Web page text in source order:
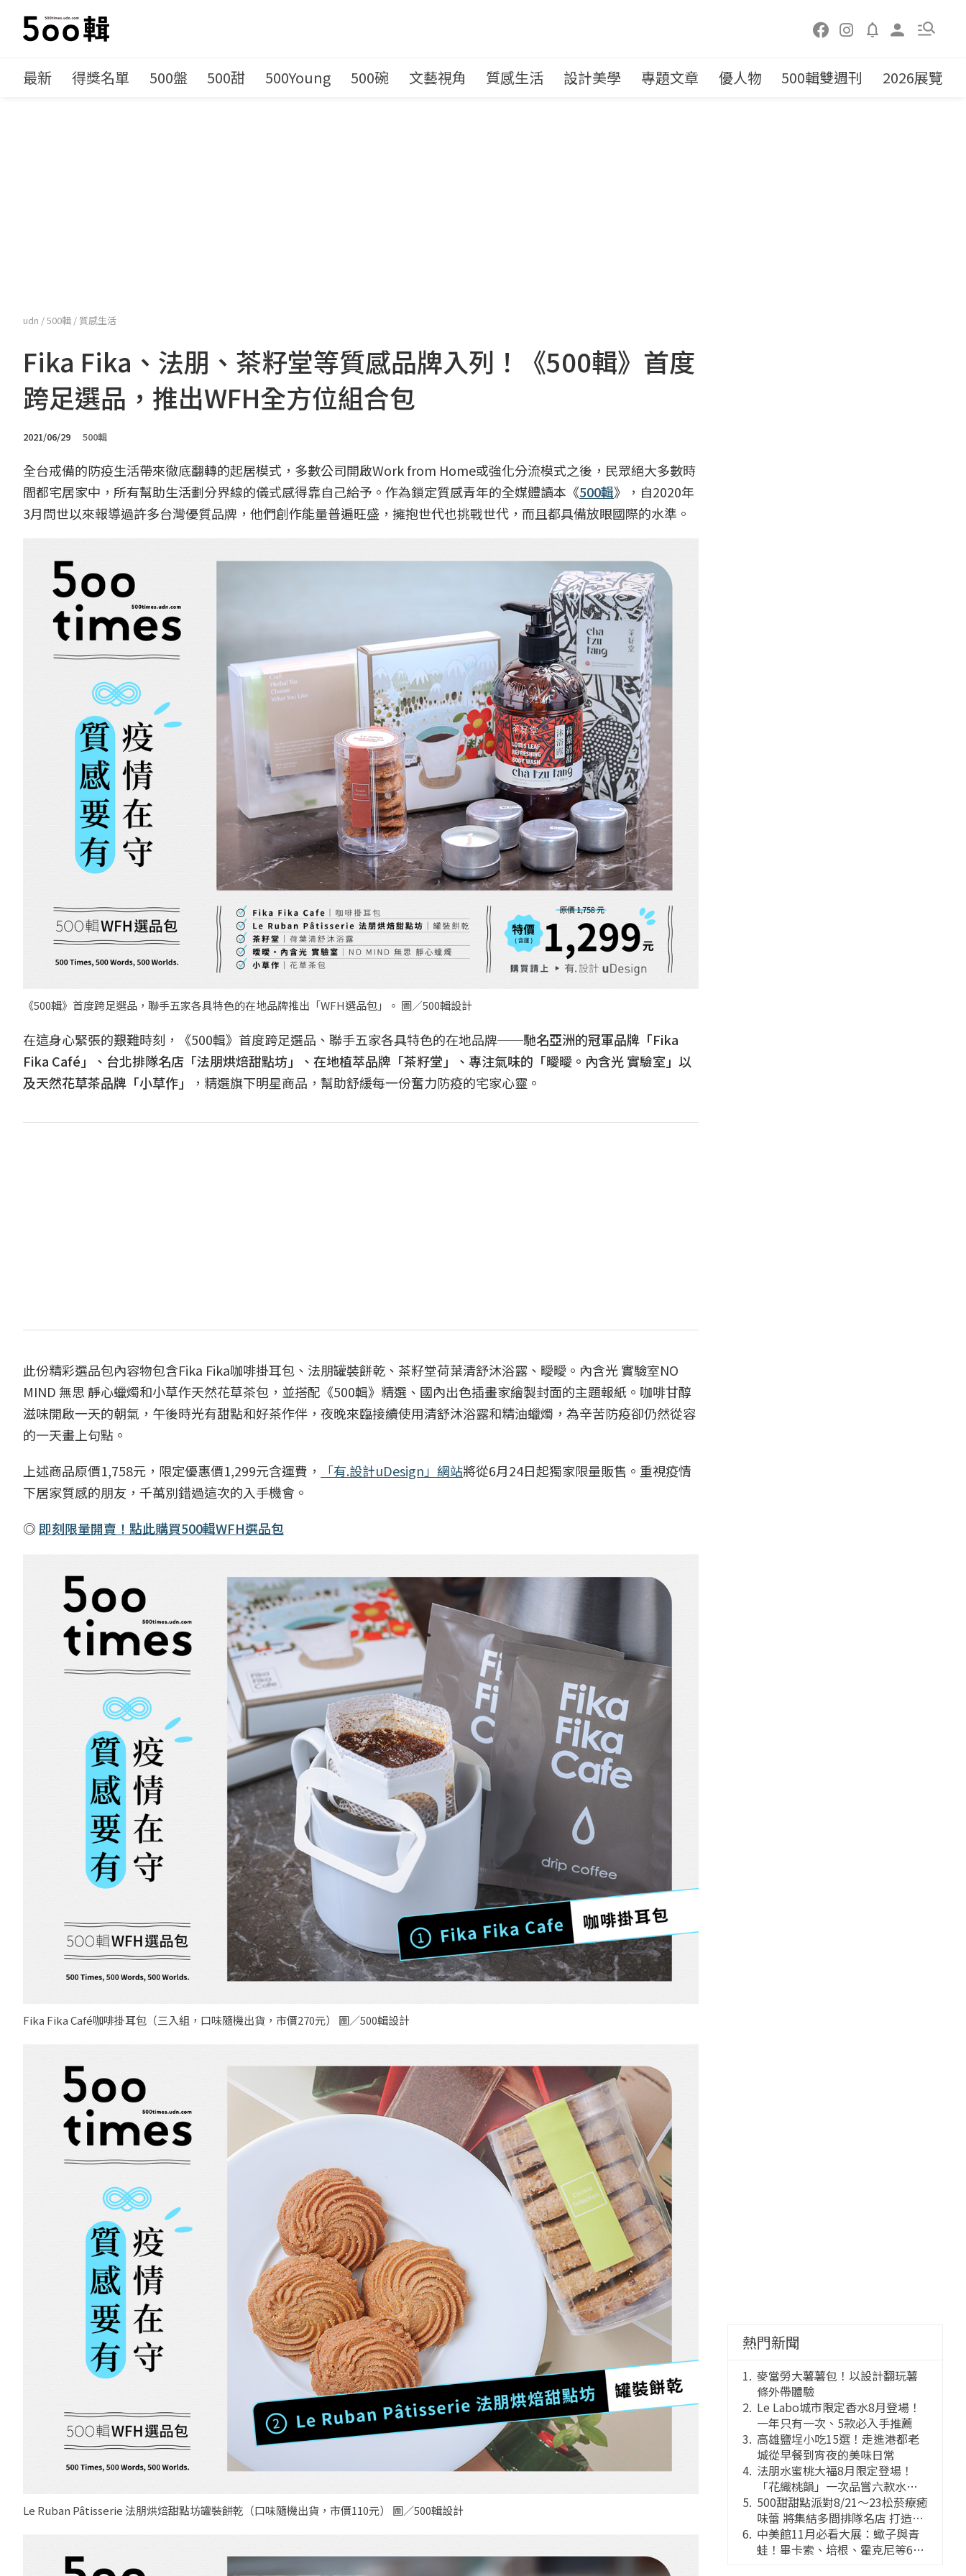
最新 得獎名單 500盤 500甜 500Young 500碗 文藝視角 質感生活 設計美學 專題文章 優人物 500輯雙週刊 2026展覽
udn /500輯 / 質感生活
Fika Fika、法朋、茶籽堂等質感品牌入列！《500輯》首度
跨足選品，推出WFH全方位組合包
2021/06/29 500輯
全台戒備的防疫生活帶來徹底翻轉的起居模式，多數公司開啟Work from Home或強化分流模式之後，民眾絕大多數時
間都宅居家中，所有幫助生活劃分界線的儀式感得靠自己給予。作為鎖定質感青年的全媒體讀本《500輯》，自2020年
3月問世以來報導過許多台灣優質品牌，他們創作能量普遍旺盛，擁抱世代也挑戰世代，而且都具備放眼國際的水準。
《500輯》首度跨足選品，聯手五家各具特色的在地品牌推出「WFH選品包」。 圖／500輯設計
在這身心緊張的艱難時刻，《500輯》首度跨足選品、聯手五家各具特色的在地品牌──馳名亞洲的冠軍品牌「Fika
Fika Café」、台北排隊名店「法朋烘焙甜點坊」、在地植萃品牌「茶籽堂」、專注氣味的「曖曖。內含光 實驗室」以
及天然花草茶品牌「小草作」
，精選旗下明星商品，幫助舒緩每一份奮力防疫的宅家心靈。
此份精彩選品包內容物包含Fika Fika咖啡掛耳包、法朋罐裝餅乾、茶籽堂荷葉清舒沐浴露、曖曖。內含光 實驗室NO
MIND 無思 靜心蠟燭和小草作天然花草茶包，並搭配《500輯》精選、國內出色插畫家繪製封面的主題報紙。咖啡甘醇
滋味開啟一天的朝氣，午後時光有甜點和好茶作伴，夜晚來臨接續使用清舒沐浴露和精油蠟燭，為辛苦防疫卻仍然從容
的一天畫上句點。
上述商品原價1,758元，限定優惠價1,299元含運費，
「有.設計uDesign」網站將從6月24日起獨家限量販售。重視疫情
下居家質感的朋友，千萬別錯過這次的入手機會。
◎ 即刻限量開賣！點此購買500輯WFH選品包
Fika Fika Café咖啡掛耳包（三入組，口味隨機出貨，市價270元） 圖／500輯設計
Le Ruban Pâtisserie 法朋烘焙甜點坊罐裝餅乾（口味隨機出貨，市價110元） 圖／500輯設計
熱門新聞
麥當勞大薯薯包！以設計翻玩薯
條外帶體驗
Le Labo城市限定香水8月登場！
一年只有一次、5款必入手推薦
高雄鹽埕小吃15選！走進港都老
城從早餐到宵夜的美味日常
法朋水蜜桃大福8月限定登場！
「花織桃韻」一次品嘗六款水蜜
桃花果大福
500甜甜點派對8/21～23松菸療癒
味蕾 將集結多間排隊名店 打造靈
感創意的舞台
中美館11月必看大展：蠍子與青
蛙！畢卡索、培根、霍克尼等66